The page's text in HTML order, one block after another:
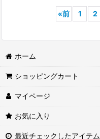
«前 1 2
ホーム
ショッピングカート
マイページ
お気に入り
最近チェックしたアイテム